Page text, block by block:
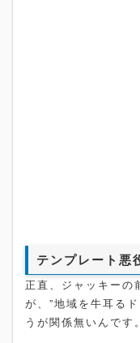
テンプレート悪
正直、ジャッキーの
が、”地域を牛耳る
うが関係無いんです。